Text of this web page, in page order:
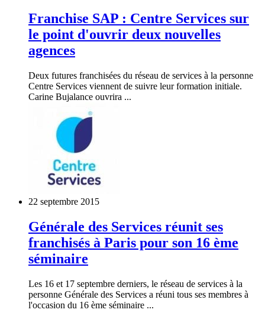
Franchise SAP : Centre Services sur
le point d'ouvrir deux nouvelles
agences
Deux futures franchisées du réseau de services à la personne
Centre Services viennent de suivre leur formation initiale.
Carine Bujalance ouvrira ...
22 septembre 2015
Générale des Services réunit ses
franchisés à Paris pour son 16 ème
séminaire
Les 16 et 17 septembre derniers, le réseau de services à la
personne Générale des Services a réuni tous ses membres à
l'occasion du 16 ème séminaire ...